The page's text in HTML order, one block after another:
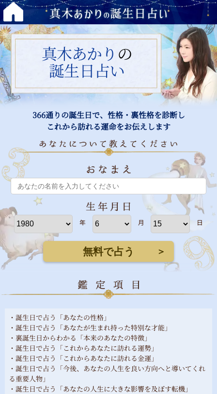
真木あかり の
誕生日占い
366通りの誕生日で、性格・裏性格を診断し
これから訪れる運命をお伝えします
年 月 日
無料で占う ＞
・誕生日で占う「あなたの性格」
・誕生日で占う「あなたが生まれ持った特別な才能」
・裏誕生日からわかる「本来のあなたの特徴」
・誕生日で占う「これからあなたに訪れる運勢」
・誕生日で占う「これからあなたに訪れる金運」
・誕生日で占う「今後、あなたの人生を良い方向へと導いてくれ
る重要人物」
・誕生日で占う「あなたの人生に大きな影響を及ぼす転機」